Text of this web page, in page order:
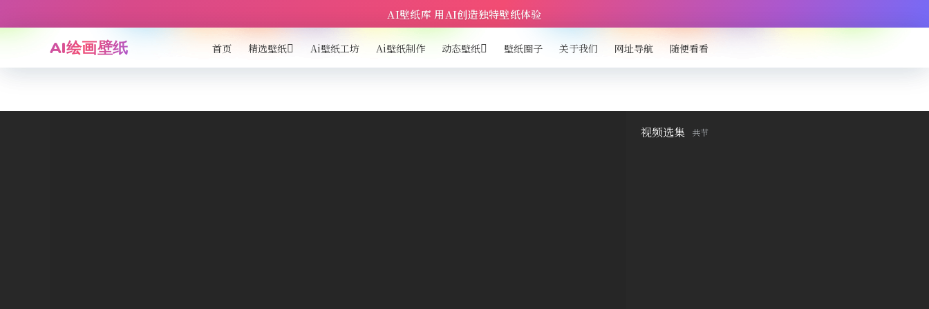
AI壁纸库 用AI创造独特壁纸体验
AI绘画壁纸 首页 精选壁纸 Ai壁纸工坊 Ai壁纸制作 动态壁纸 壁纸圈子 关于我们 网址导航 随便看看
视频选集 共节